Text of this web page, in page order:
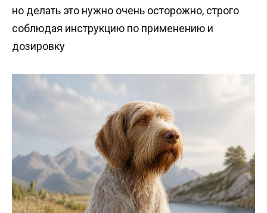
но делать это нужно очень осторожно, строго
соблюдая инструкцию по применению и
дозировку